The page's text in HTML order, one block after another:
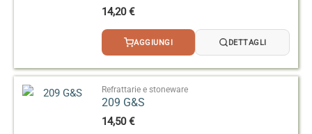
14,20€
AGGIUNGI DETTAGLI
Refrattarie e stoneware
209 G&S
14,50€